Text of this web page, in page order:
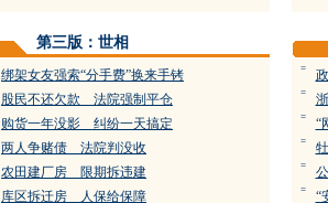
第三版：世相
绑架女友强索“分手费”换来手铐
股民不还欠款 法院强制平仓
购货一年没影 纠纷一天搞定
两人争赌债 法院判没收
农田建厂房 限期拆违建
库区拆迁房 人保给保障
=
=
= “
=
=
= “